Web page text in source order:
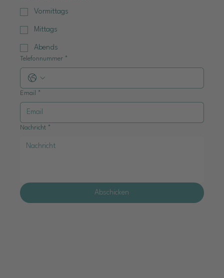
Vormittags
Mittags
Abends
Telefonnummer *
Email *
Nachricht *
Abschicken